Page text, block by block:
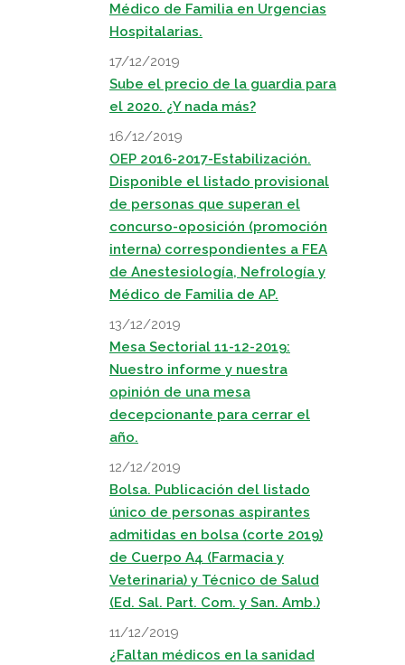
Médico de Familia en Urgencias
Hospitalarias.
17/12/2019
Sube el precio de la guardia para
el 2020. ¿Y nada más?
16/12/2019
OEP 2016-2017-Estabilización.
Disponible el listado provisional
de personas que superan el
concurso-oposición (promoción
interna) correspondientes a FEA
de Anestesiología, Nefrología y
Médico de Familia de AP.
13/12/2019
Mesa Sectorial 11-12-2019:
Nuestro informe y nuestra
opinión de una mesa
decepcionante para cerrar el
año.
12/12/2019
Bolsa. Publicación del listado
único de personas aspirantes
admitidas en bolsa (corte 2019)
de Cuerpo A4 (Farmacia y
Veterinaria) y Técnico de Salud
(Ed. Sal. Part. Com. y San. Amb.)
11/12/2019
¿Faltan médicos en la sanidad